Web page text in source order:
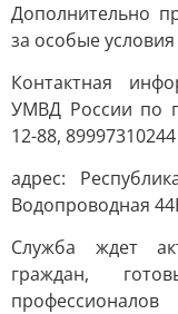
Дополнительно
за особые
Контактная
УМВД России по
12-88, 89997310244
адрес:
Водопроводная
Служба ждет
граждан,